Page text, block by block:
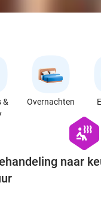
&
Overnachten
hexagon
wellness
naar